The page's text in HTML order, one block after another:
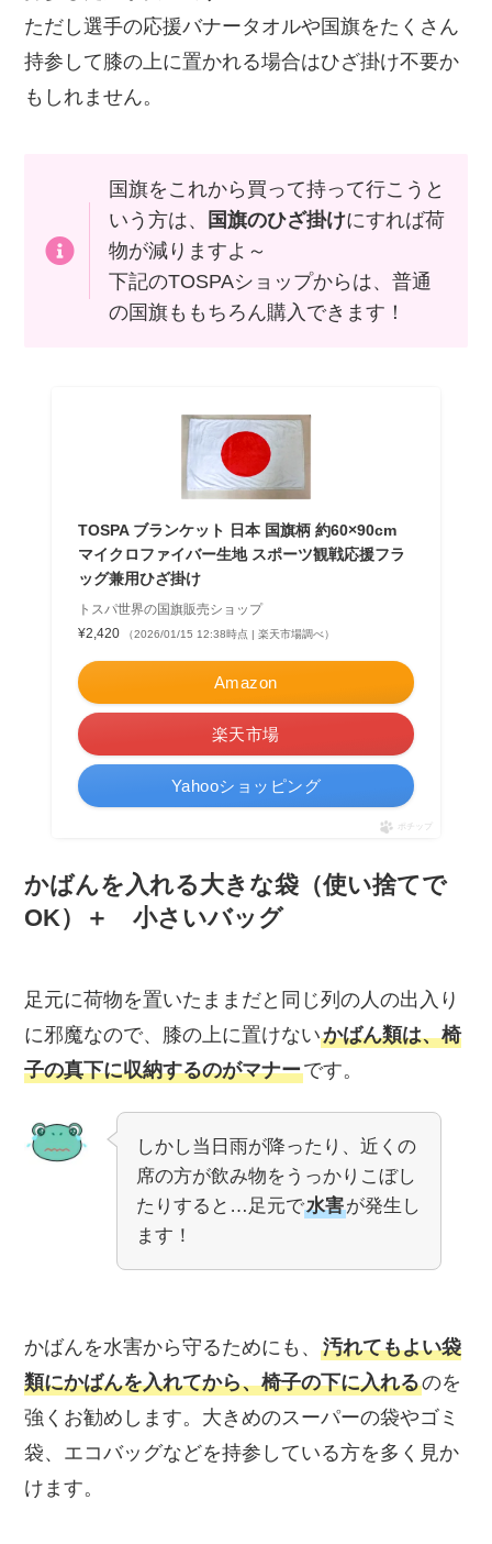
ただし選手の応援バナータオルや国旗をたくさん
持参して膝の上に置かれる場合はひざ掛け不要か
もしれません。
国旗をこれから買って持って行こうと
いう方は、
国旗のひざ掛けにすれば荷
物が減りますよ～
下記のTOSPAショップからは、普通
の国旗ももちろん購入できます！
TOSPA ブランケット 日本 国旗柄 約60×90cm
マイクロファイバー生地 スポーツ観戦応援フラ
ッグ兼用ひざ掛け
トスパ世界の国旗販売ショップ
¥2,420
（2026/01/15 12:38時点 | 楽天市場調べ）
Amazon
楽天市場
Yahooショッピング
ポチップ
かばんを入れる大きな袋（使い捨てで
OK）＋ 小さいバッグ
足元に荷物を置いたままだと同じ列の人の出入り
に邪魔なので、膝の上に置けないかばん類は、椅
子の真下に収納するのがマナーです。
しかし当日雨が降ったり、近くの
席の方が飲み物をうっかりこぼし
たりすると…足元で水害が発生し
ます！
かばんを水害から守るためにも、汚れてもよい袋
類にかばんを入れてから、椅子の下に入れるのを
強くお勧めします。大きめのスーパーの袋やゴミ
袋、エコバッグなどを持参している方を多く見か
けます。